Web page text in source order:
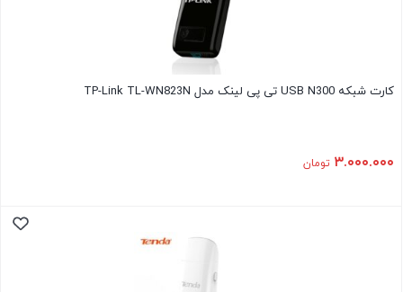
کارت شبکه USB N300 تی پی لینک مدل TP-Link TL-WN823N
۳.۰۰۰.۰۰۰ تومان